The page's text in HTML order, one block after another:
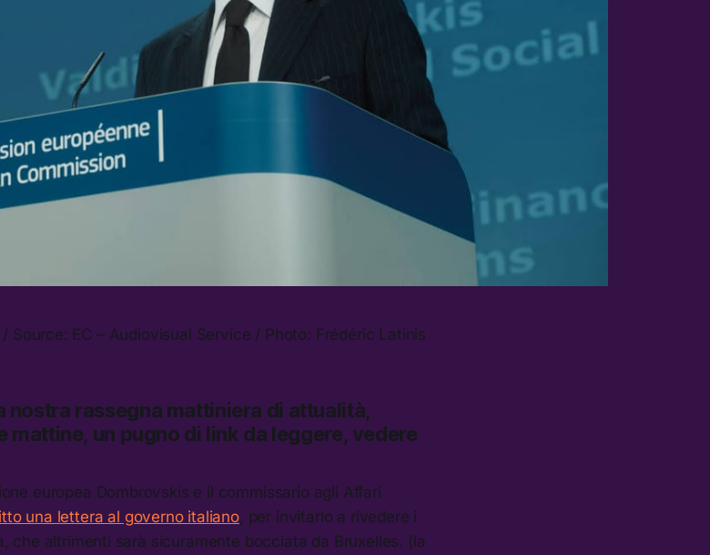
Source: EC – Audiovisual Service / Photo: Frédéric Latinis
nostra rassegna mattiniera di attualità,
mattine, un pugno di link da leggere, vedere
europea Dombrovskis e il commissario agli Affari
una lettera al governo italiano, per invitarlo a rivedere i
che altrimenti sarà sicuramente bocciata da Bruxelles. (la